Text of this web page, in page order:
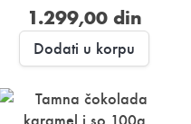
1.299,00 din
Dodati u korpu